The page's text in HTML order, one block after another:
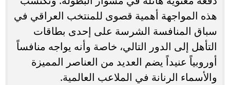
هذه المواجهة أهمية قصوى للمنتخب العراقي في
سباق المنافسة الشرسة على إحدى بطاقات
التأهل إلى الدور التالي، خاصة وأنه يواجه منافساً
أوروبياً عنيداً يضم العديد من العناصر المميزة
والأسماء الرنانة في الملاعب العالمية.